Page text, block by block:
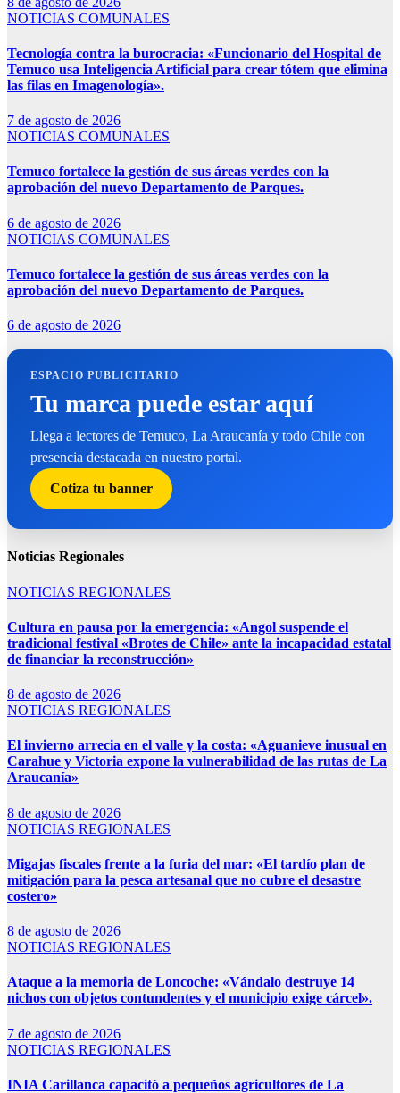
NOTICIAS COMUNALES
Tecnología contra la burocracia: «Funcionario del Hospital de
Temuco usa Inteligencia Artificial para crear tótem que elimina
las filas en Imagenología».
7 de agosto de 2026
NOTICIAS COMUNALES
Temuco fortalece la gestión de sus áreas verdes con la
aprobación del nuevo Departamento de Parques.
6 de agosto de 2026
NOTICIAS COMUNALES
Temuco fortalece la gestión de sus áreas verdes con la
aprobación del nuevo Departamento de Parques.
6 de agosto de 2026
ESPACIO PUBLICITARIO
Tu marca puede estar aquí
Llega a lectores de Temuco, La Araucanía y todo Chile con
presencia destacada en nuestro portal.
Cotiza tu banner
Noticias Regionales
NOTICIAS REGIONALES
Cultura en pausa por la emergencia: «Angol suspende el
tradicional festival «Brotes de Chile» ante la incapacidad estatal
de financiar la reconstrucción»
8 de agosto de 2026
NOTICIAS REGIONALES
El invierno arrecia en el valle y la costa: «Aguanieve inusual en
Carahue y Victoria expone la vulnerabilidad de las rutas de La
Araucanía»
8 de agosto de 2026
NOTICIAS REGIONALES
Migajas fiscales frente a la furia del mar: «El tardío plan de
mitigación para la pesca artesanal que no cubre el desastre
costero»
8 de agosto de 2026
NOTICIAS REGIONALES
Ataque a la memoria de Loncoche: «Vándalo destruye 14
nichos con objetos contundentes y el municipio exige cárcel».
7 de agosto de 2026
NOTICIAS REGIONALES
INIA Carillanca capacitó a pequeños agricultores de La